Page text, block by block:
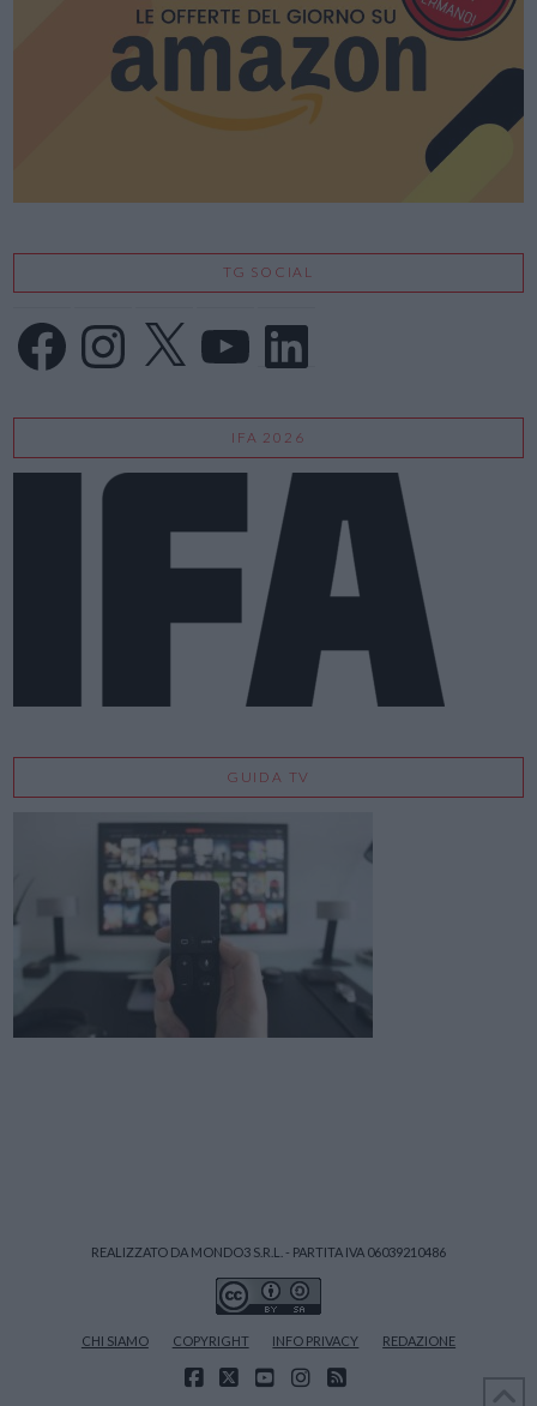
TG SOCIAL
FacebookInstagram
X LinkedIn
IFA 2026
GUIDA TV
REALIZZATO DA MONDO3 S.R.L. - PARTITA IVA 06039210486
CHI SIAMO COPYRIGHT INFO PRIVACY REDAZIONE